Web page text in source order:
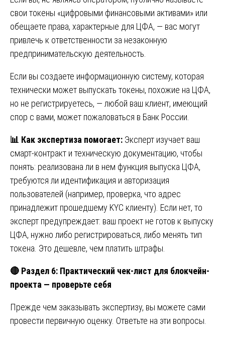
свои токены «цифровыми финансовыми активами» или
обещаете права, характерные для ЦФА, — вас могут
привлечь к ответственности за незаконную
предпринимательскую деятельность.
Если вы создаете информационную систему, которая
технически может выпускать токены, похожие на ЦФА,
но не регистрируетесь, — любой ваш клиент, имеющий
спор с вами, может пожаловаться в Банк России.
📊 Как экспертиза помогает: Эксперт изучает ваш
смарт-контракт и техническую документацию, чтобы
понять: реализована ли в нем функция выпуска ЦФА,
требуются ли идентификация и авторизация
пользователей (например, проверка, что адрес
принадлежит прошедшему KYC клиенту). Если нет, то
эксперт предупреждает: ваш проект не готов к выпуску
ЦФА, нужно либо регистрироваться, либо менять тип
токена. Это дешевле, чем платить штрафы.
🔴 Раздел 6: Практический чек-лист для блокчейн-
проекта — проверьте себя
Прежде чем заказывать экспертизу, вы можете сами
провести первичную оценку. Ответьте на эти вопросы.